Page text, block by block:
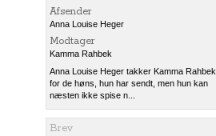
Afsender
Anna Louise Heger
Modtager
Kamma Rahbek
Anna Louise Heger takker Kamma Rahbek
for de høns, hun har sendt, men hun kan
næsten ikke spise n...
Brev